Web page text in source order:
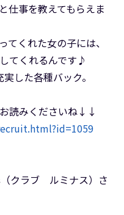
仕事を教えてもらえま
てくれた女の子には、
てくれるんです♪
した各種バック。
読みくださいね↓↓
クラブ ルミナス）さ